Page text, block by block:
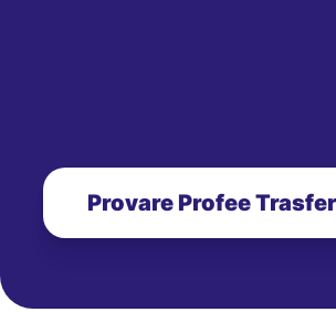
Provare Profee